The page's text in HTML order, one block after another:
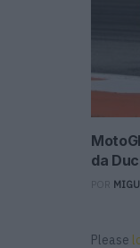
da
Please